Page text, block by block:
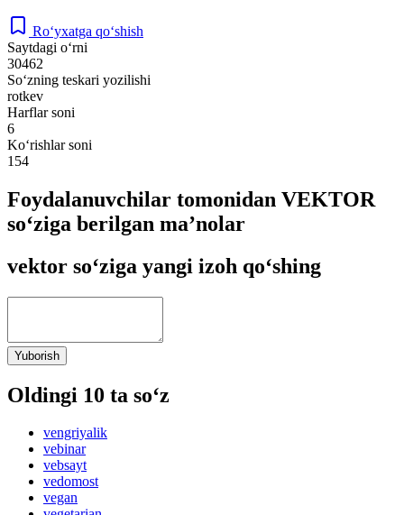
Ro‘yxatga qo‘shish
Saytdagi o‘rni
30462
So‘zning teskari yozilishi
rotkev
Harflar soni
6
Ko‘rishlar soni
154
Foydalanuvchilar tomonidan VEKTOR
so‘ziga berilgan ma’nolar
vektor so‘ziga yangi izoh qo‘shing
Yuborish
Oldingi 10 ta so‘z
vengriyalik
vebinar
vebsayt
vedomost
vegan